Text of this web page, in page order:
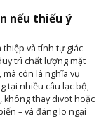
nếu thiếu ý
và tính tự giác
trì chất lượng mặt
còn là nghĩa vụ
tại nhiều câu lạc bộ,
không thay divot hoặc
– và đáng lo ngại